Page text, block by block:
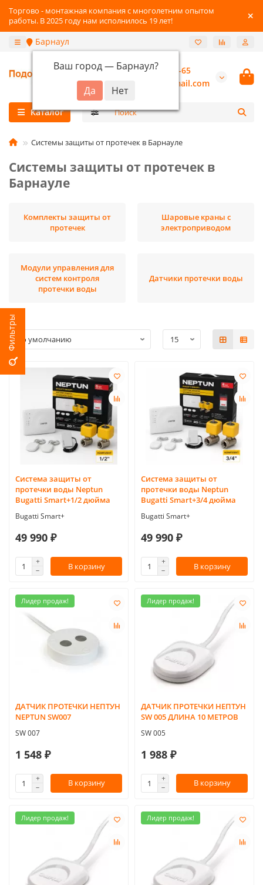
Торгово - монтажная компания с многолетним опытом
работы. В 2025 году нам исполнилось 19 лет!
Барнаул
Ваш город — Барнаул?
+7-3852-22-41-65
burannsk@gmail.com
Каталог
Системы защиты от протечек в Барнауле
Системы защиты от протечек в
Барнауле
Комплекты защиты от
протечек
Шаровые краны с
электроприводом
Модули управления для
систем контроля
протечки воды
Датчики протечки воды
Cистема защиты от
протечки воды Neptun
Bugatti Smart+1/2 дюйма
Bugatti Smart+
49 990 ₽
В корзину
Cистема защиты от
протечки воды Neptun
Bugatti Smart+3/4 дюйма
Bugatti Smart+
49 990 ₽
В корзину
Лидер продаж!
ДАТЧИК ПРОТЕЧКИ НЕПТУН
NEPTUN SW007
SW 007
1 548 ₽
В корзину
Лидер продаж!
ДАТЧИК ПРОТЕЧКИ НЕПТУН
SW 005 ДЛИНА 10 МЕТРОВ
SW 005
1 988 ₽
В корзину
Лидер продаж! Лидер продаж!